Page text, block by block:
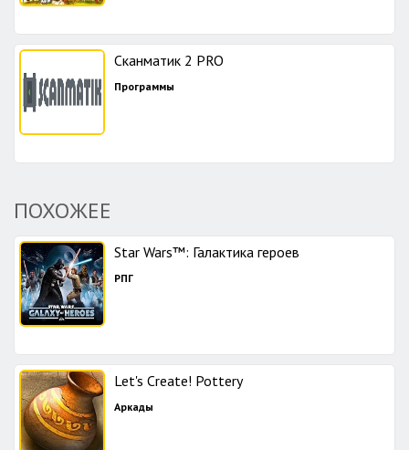
Сканматик 2 PRO
Программы
ПОХОЖЕЕ
Star Wars™: Галактика героев
РПГ
Let's Create! Pottery
Аркады